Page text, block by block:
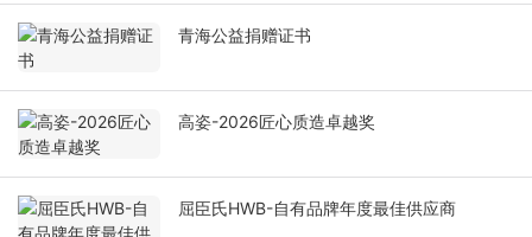
青海公益捐赠证书
高姿-2026匠心质造卓越奖
屈臣氏HWB-自有品牌年度最佳供应商